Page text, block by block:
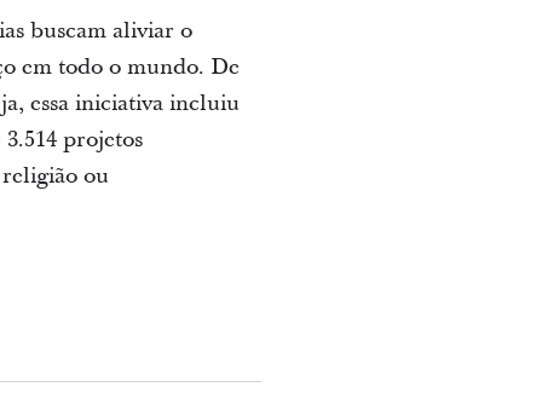
buscam aliviar o
em todo o mundo. De
essa iniciativa incluiu
projetos
ou